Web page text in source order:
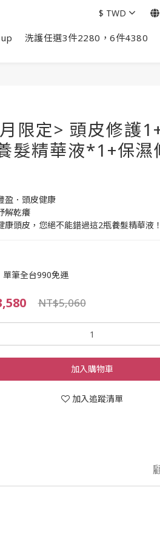
洗護任選3件2280，6件4380
$ TWD
限定> 頭皮修護
髮精華液*1+保濕
盈．頭皮健康
解乾癢
康頭皮，您絕不能錯過這2瓶養髮精華液！
單筆全台990免運
NT$5,060
加入購物車
加入追蹤清單